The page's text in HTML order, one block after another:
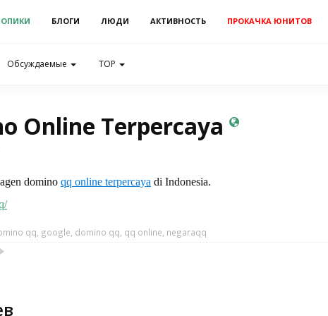
БЛОГИ ЛЮДИ АКТИВНОСТЬ ПРОКАЧКА ЮНИТОВ
Обсуждаемые TOP
Online Terpercaya
domino qq online terpercaya di Indonesia.
qq google domino qq qq online negaraqq